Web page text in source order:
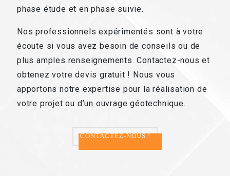
phase étude et en phase suivie.
Nos professionnels expérimentés sont à votre
écoute si vous avez besoin de conseils ou de
plus amples renseignements. Contactez-nous et
obtenez votre devis gratuit ! Nous vous
apportons notre expertise pour la réalisation de
votre projet ou d’un ouvrage géotechnique.
CONTACTEZ-NOUS !